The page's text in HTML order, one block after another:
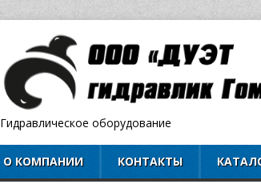
Гидравлическое оборудование
О КОМПАНИИ КОНТАКТЫ